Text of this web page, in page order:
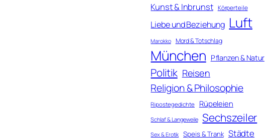
Kunst & Inbrunst Körperteile
Liebe und Beziehung Luft
Marokko Mord & Totschlag
München Pflanzen & Natur
Politik Reisen
Religion & Philosophie
Ripostegedichte Rüpeleien
Schlaf & Langeweile Sechszeiler
Sex & Erotik Speis & Trank Städte